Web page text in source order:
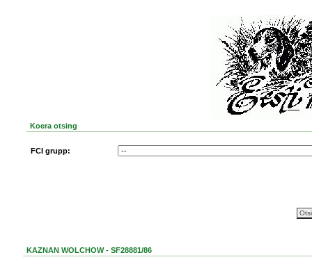
Koera otsing
FCI grupp:
KAZNAN WOLCHOW - SF28881/86